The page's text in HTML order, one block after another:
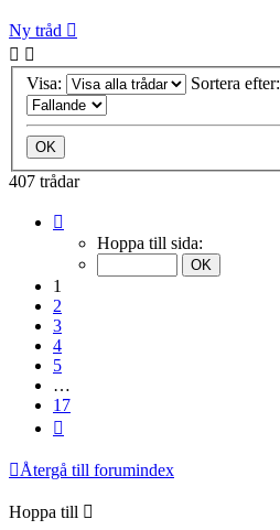
Ny tråd
Visa: Sortera efter:
407 trådar
Hoppa till sida:
1
2
3
4
5
…
17
Återgå till forumindex
Hoppa till